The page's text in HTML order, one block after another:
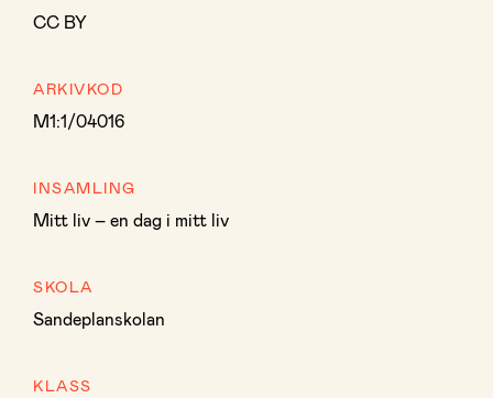
CC BY
ARKIVKOD
M1:1/04016
INSAMLING
Mitt liv – en dag i mitt liv
SKOLA
Sandeplanskolan
KLASS